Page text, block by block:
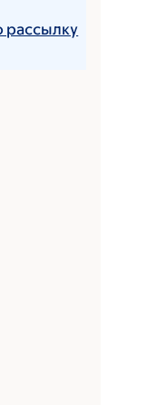
рассылку